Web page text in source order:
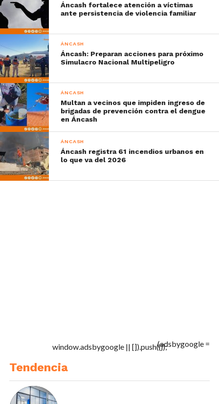
Áncash fortalece atención a víctimas
ante persistencia de violencia familiar
ÁNCASH
Áncash: Preparan acciones para próximo
Simulacro Nacional Multipeligro
ÁNCASH
Multan a vecinos que impiden ingreso de
brigadas de prevención contra el dengue
en Áncash
ÁNCASH
Áncash registra 61 incendios urbanos en
lo que va del 2026
(adsbygoogle =
window.adsbygoogle || []).push({});
Tendencia